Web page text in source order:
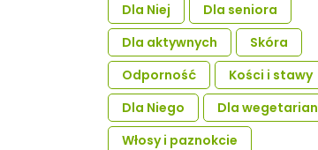
Dla Niej
Dla seniora
Dla aktywnych
Skóra
Odporność
Kości i stawy
Dla Niego
Dla wegetarian
Włosy i paznokcie